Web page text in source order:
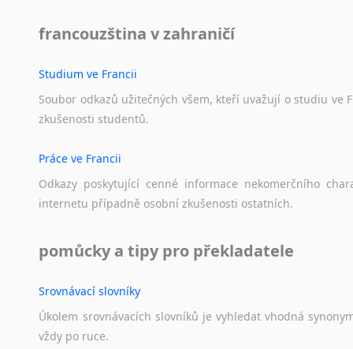
francouzština v zahraničí
Studium ve Francii
Soubor odkazů užitečných všem, kteří uvažují o studiu ve
zkušenosti studentů.
Práce ve Francii
Odkazy poskytující cenné informace nekomerčního
internetu případně osobní zkušenosti ostatních.
pomůcky a tipy pro překladatele
Srovnávací slovníky
Úkolem srovnávacích slovníků je vyhledat vhodná
vždy po ruce.